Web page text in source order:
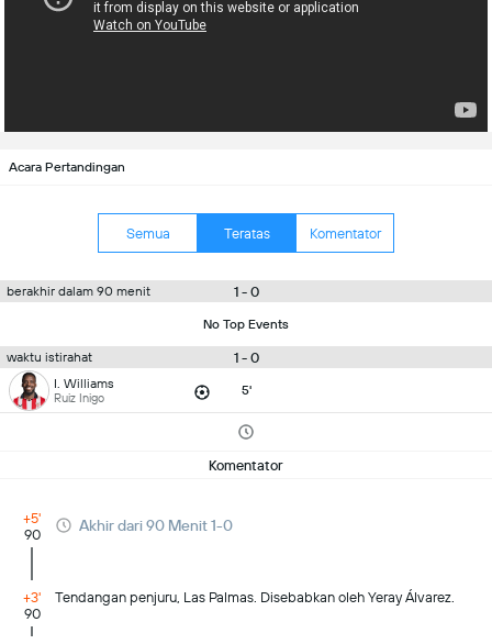
Acara Pertandingan
Semua Teratas Komentator
berakhir dalam 90 menit 1 - 0
No Top Events
waktu istirahat 1 - 0
I. Williams
Ruiz Inigo 5'
Komentator
+5'
90
Akhir dari 90 Menit 1-0
+3'
90
Tendangan penjuru, Las Palmas. Disebabkan oleh Yeray Álvarez.